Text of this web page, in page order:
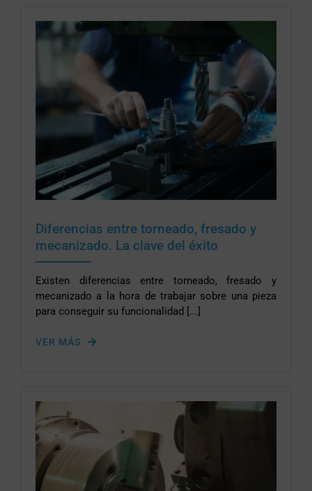
Diferencias entre torneado, fresado y
mecanizado. La clave del éxito
Existen diferencias entre torneado, fresado y
mecanizado a la hora de trabajar sobre una pieza
para conseguir su funcionalidad [...]
VER MÁS